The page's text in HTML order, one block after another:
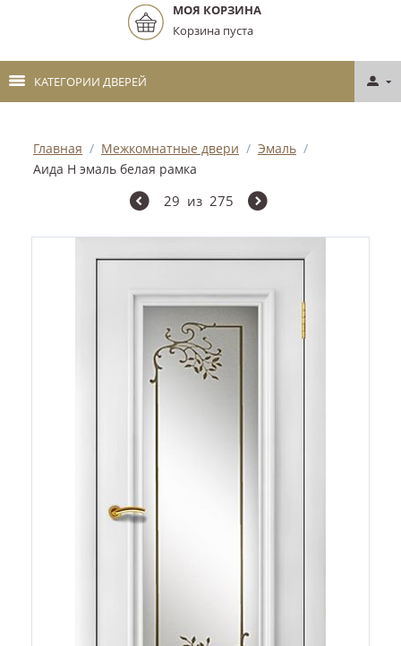
МОЯ КОРЗИНА
Корзина пуста
КАТЕГОРИИ ДВЕРЕЙ
Главная / Межкомнатные двери / Эмаль /
Аида Н эмаль белая рамка
29 из 275